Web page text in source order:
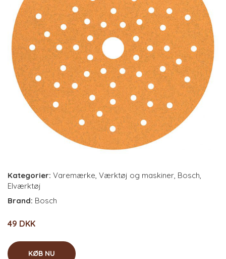
Kategorier: Varemærke, Værktøj og maskiner, Bosch,
Elværktøj
Brand: Bosch
49 DKK
KØB NU